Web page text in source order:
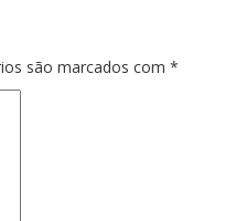
são marcados com *